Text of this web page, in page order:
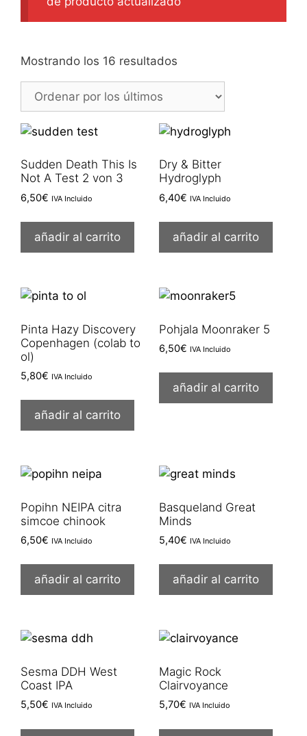
Mostrando los 16 resultados
últimos
Sudden Death This Is
Not A Test 2 von 3
6,50€ IVA Incluido
añadir al carrito
Dry & Bitter
Hydroglyph
6,40€ IVA Incluido
añadir al carrito
Pinta Hazy Discovery
Copenhagen (colab to
ol)
5,80€ IVA Incluido
añadir al carrito
Pohjala Moonraker 5
6,50€ IVA Incluido
añadir al carrito
Popihn NEIPA citra
simcoe chinook
6,50€ IVA Incluido
añadir al carrito
Basqueland Great
Minds
5,40€ IVA Incluido
añadir al carrito
Sesma DDH West
Coast IPA
5,50€ IVA Incluido
Magic Rock
Clairvoyance
5,70€ IVA Incluido